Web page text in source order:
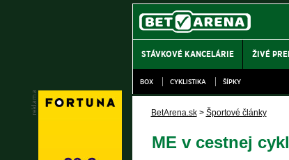
STÁVKOVÉ KANCELÁRIE ŽIVÉ
BOX CYKLISTIKA ŠÍPKY
BetArena.sk > Športové články
ME v cestnej